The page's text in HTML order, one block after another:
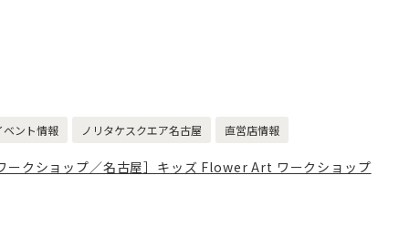
ベント情報 ノリタケスクエア名古屋 直営店情報
ークショップ／名古屋］キッズ Flower Art ワークショップ